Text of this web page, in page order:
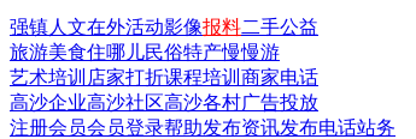
强镇人文在外活动影像报料二手公益
旅游美食住哪儿民俗特产慢慢游
艺术培训 店家打折课程培训 商家电话
高沙企业高沙社区高沙各村广告投放
注册会员会员登录帮助发布资讯发布电话站务